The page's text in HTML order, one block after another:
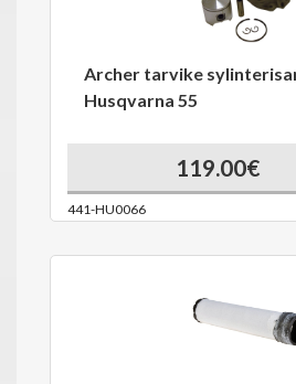
Archer tarvike
Husqvarna 55
119.00€
441-HU0066